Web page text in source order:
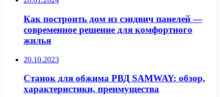
Как построить дом из сэндвич панелей —
современное решение для комфортного
жилья
20.10.2023
Станок для обжима РВД SAMWAY: обзор,
характеристики, преимущества